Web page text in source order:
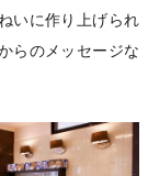
いに作り上げられ
らのメッセージな